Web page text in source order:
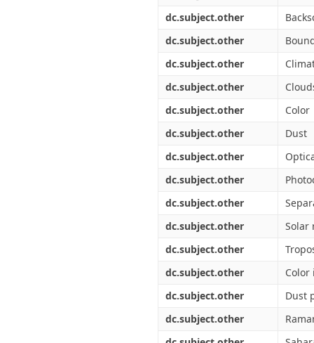
dc.subject.other
dc.subject.other
dc.subject.other
dc.subject.other
dc.subject.other
Color
dc.subject.other
Dust
dc.subject.other
dc.subject.other
dc.subject.other
dc.subject.other
Solar
dc.subject.other
dc.subject.other
Color
dc.subject.other
Dust
dc.subject.other